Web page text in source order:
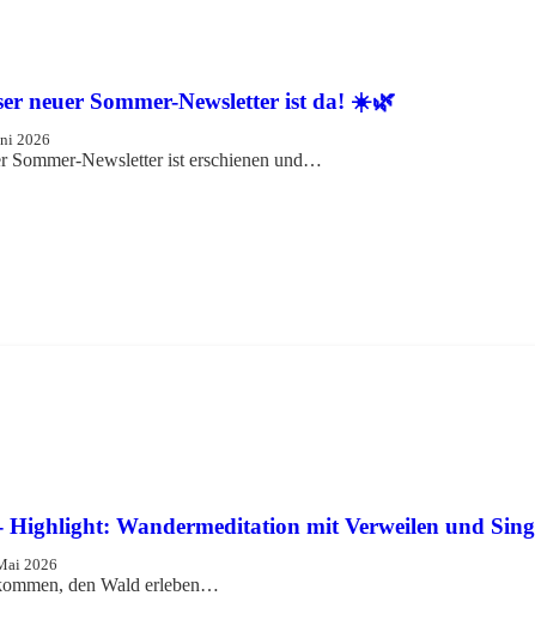
neuer Sommer-Newsletter ist da! ☀️🌿
2026
Sommer-Newsletter ist erschienen und…
Highlight: Wandermeditation mit Verweilen und
2026
den Wald erleben…